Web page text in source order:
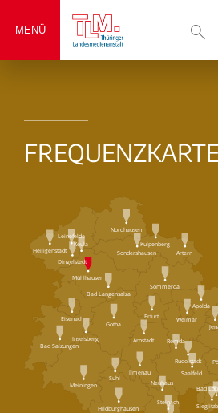
MENÜ
Artern
Inselsberg
Bad
Remda
Steinach
Neuhaus
Hildburghausen
Saalfeld
Rudolstadt
Arnstadt
Ilmenau
Suhl
Meiningen
Bad Salzungen
Apolda
Weimar
Erfurt
Gotha
Eisenach
Sömmerda
Bad Langensalza
Mühlhausen
Sondershausen
Keula
Dingelstedt
Kulpenberg
Nordhausen
Leinefelde
Heiligenstadt